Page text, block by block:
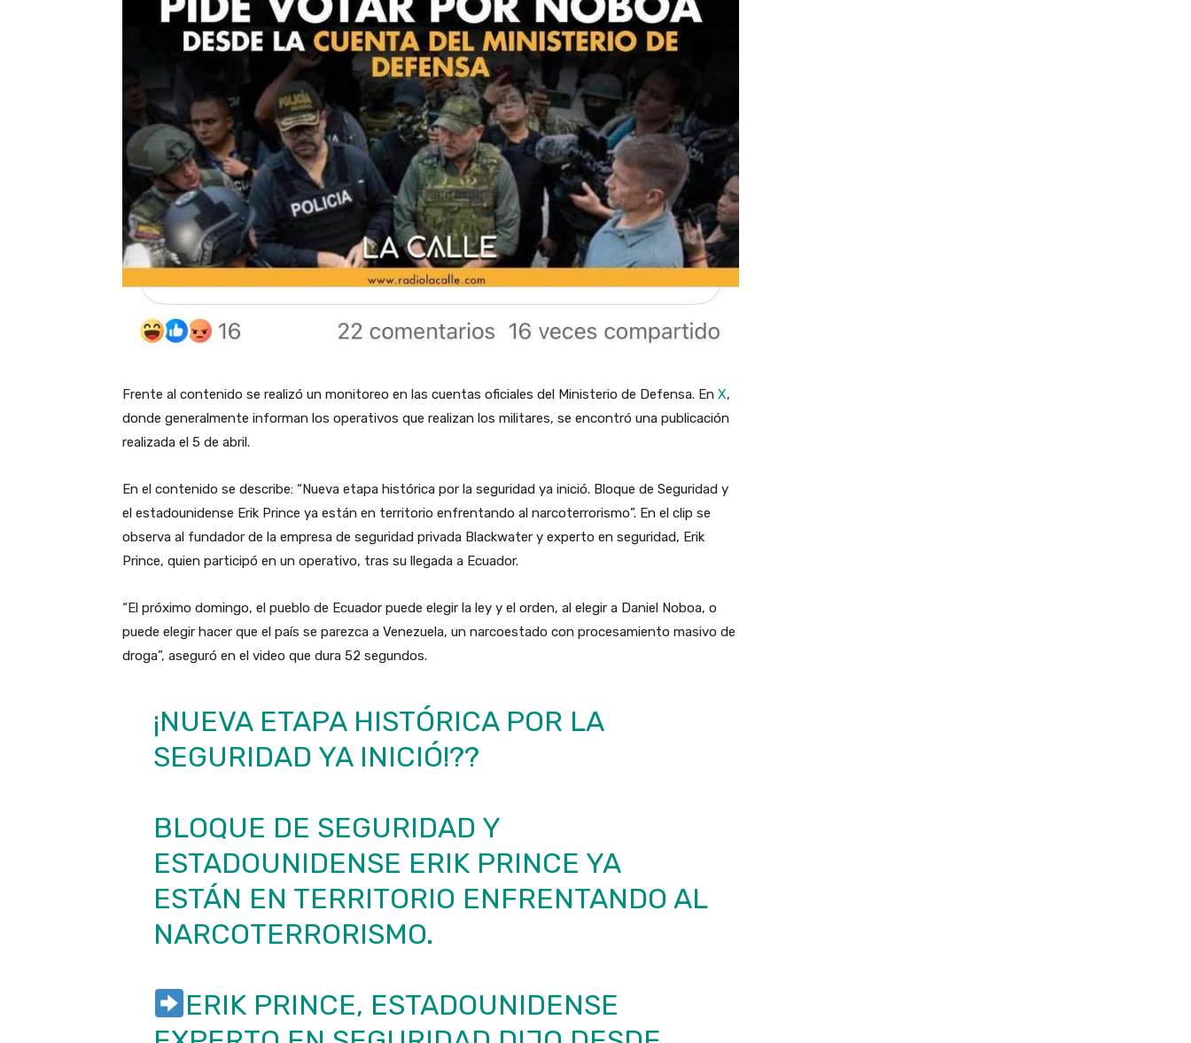
Frente al contenido se realizó un monitoreo en las cuentas oficiales del Ministerio de Defensa. En X,
donde generalmente informan los operativos que realizan los militares, se encontró una publicación
realizada el 5 de abril.
En el contenido se describe: “Nueva etapa histórica por la seguridad ya inició. Bloque de Seguridad y
el estadounidense Erik Prince ya están en territorio enfrentando al narcoterrorismo”. En el clip se
observa al fundador de la empresa de seguridad privada Blackwater y experto en seguridad, Erik
Prince, quien participó en un operativo, tras su llegada a Ecuador.
“El próximo domingo, el pueblo de Ecuador puede elegir la ley y el orden, al elegir a Daniel Noboa, o
puede elegir hacer que el país se parezca a Venezuela, un narcoestado con procesamiento masivo de
droga”, aseguró en el video que dura 52 segundos.
¡NUEVA ETAPA HISTÓRICA POR LA
SEGURIDAD YA INICIÓ!??
BLOQUE DE SEGURIDAD Y
ESTADOUNIDENSE ERIK PRINCE YA
ESTÁN EN TERRITORIO ENFRENTANDO AL
NARCOTERRORISMO.
ERIK PRINCE, ESTADOUNIDENSE